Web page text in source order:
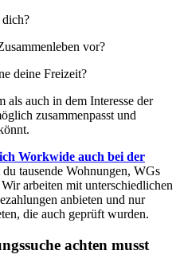
dich?
vor?
deine Freizeit?
auch in dem Interesse der
zusammenpasst und
Workwide auch bei der
tausende Wohnungen, WGs
arbeiten mit unterschiedlichen
anbieten und nur
die auch geprüft wurden.
achten musst